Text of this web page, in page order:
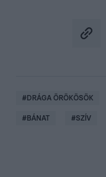
#DRÁGA ÖRÖKÖSÖK
#BÁNAT #SZÍV